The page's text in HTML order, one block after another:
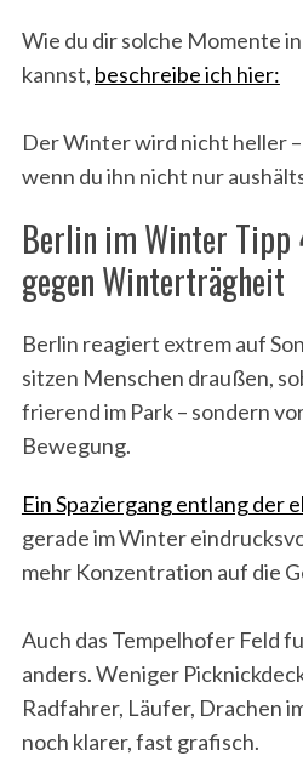
Wie du dir solche Momente
kannst, beschreibe ich hier:
Der Winter wird nicht heller
wenn du ihn nicht nur
Berlin im Winter Tipp
gegen Winterträgheit
Berlin reagiert extrem auf
sitzen Menschen draußen,
frierend im Park – sondern
Bewegung.
Ein Spaziergang entlang der
gerade im Winter
mehr Konzentration auf die
Auch das Tempelhofer Feld
anders. Weniger
Radfahrer, Läufer, Drachen
noch klarer, fast grafisch.